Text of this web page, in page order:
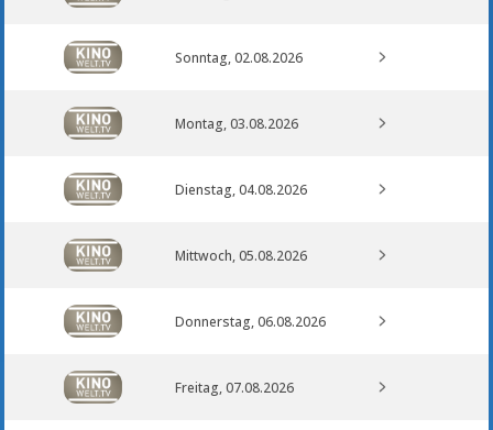
Sonntag, 02.08.2026
Montag, 03.08.2026
Dienstag, 04.08.2026
Mittwoch, 05.08.2026
Donnerstag, 06.08.2026
Freitag, 07.08.2026